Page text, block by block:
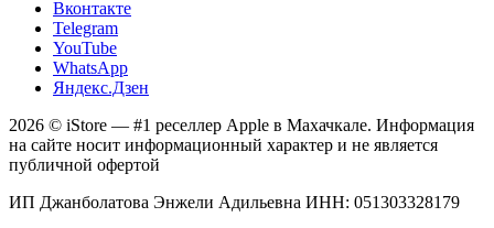
Вконтакте
Telegram
YouTube
WhatsApp
Яндекс.Дзен
2026 © iStore — #1 реселлер Apple в Махачкале. Информация
на сайте носит информационный характер и не является
публичной офертой
ИП Джанболатова Энжели Адильевна ИНН: 051303328179